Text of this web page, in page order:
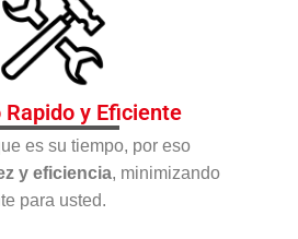
Rapido y Eficiente
es su tiempo, por eso
y eficiencia, minimizando
para usted.